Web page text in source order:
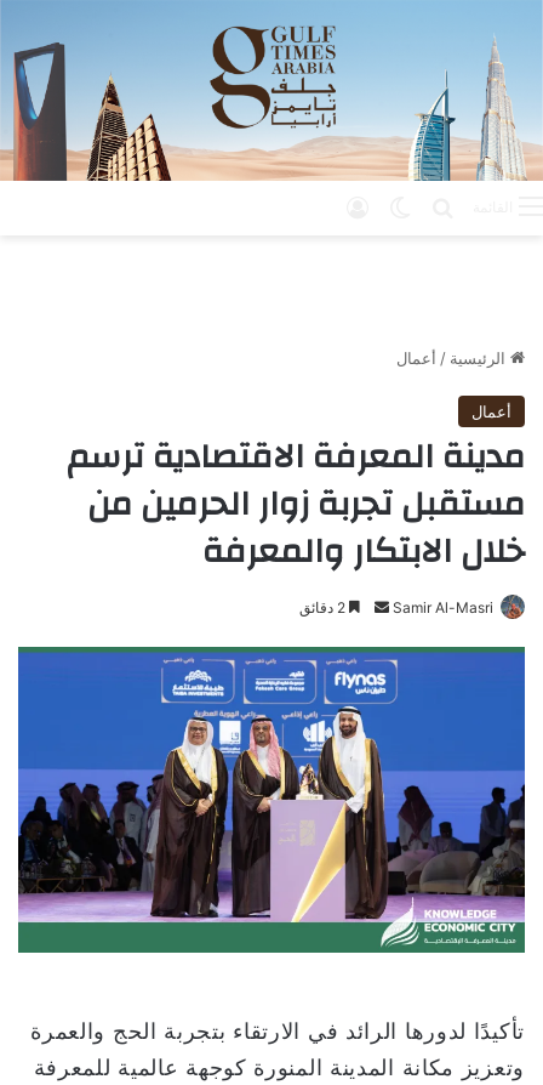
الرئيسية / أعمال
أعمال
مدينة المعرفة الاقتصادية ترسم
مستقبل تجربة زوار الحرمين من
خلال الابتكار والمعرفة
Samir Al-Masri
س
ل
ر
ي
د
ل
ك
ت
ن
ي
تأكيدًا لدورها الرائد في الارتقاء بتجربة الحج والعمرة
وتعزيز مكانة المدينة المنورة كوجهة عالمية للمعرفة